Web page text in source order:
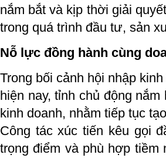
nắm bắt và kịp thời giải
trong quá trình đầu tư, sản
Nỗ lực đồng hành cùng
Trong bối cảnh hội nhập
hiện nay, tỉnh chủ động
kinh doanh, nhằm tiếp tục
Công tác xúc tiến kêu gọi
trọng điểm và phù hợp tiềm